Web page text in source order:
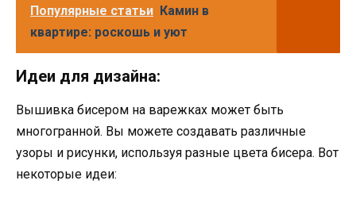
Популярные статьи Камин в
квартире: роскошь и уют
Идеи для дизайна:
Вышивка бисером на варежках может быть
многогранной. Вы можете создавать различные
узоры и рисунки, используя разные цвета бисера. Вот
некоторые идеи: